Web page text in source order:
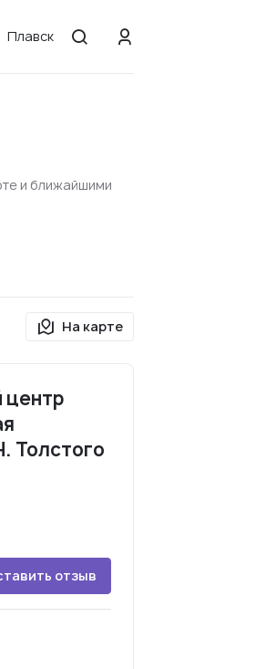
Плавск
и ближайшими
На карте
центр
Толстого
отзыв